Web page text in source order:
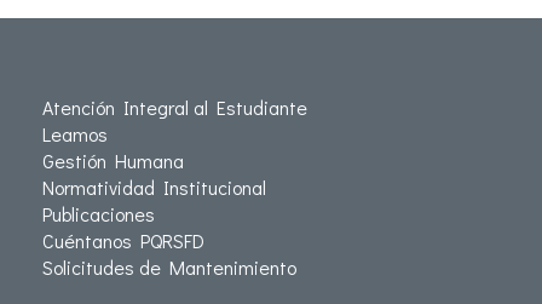
Atención Integral al Estudiante
Leamos
Gestión Humana
Normatividad Institucional
Publicaciones
Cuéntanos PQRSFD
Solicitudes de Mantenimiento